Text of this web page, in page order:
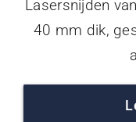
Lasersnijden
40 mm dik,